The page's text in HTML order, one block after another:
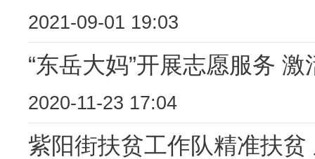
2021-09-01 19:03
“东岳大妈”开展志愿服务
2020-11-23 17:04
紫阳街扶贫工作队精准扶